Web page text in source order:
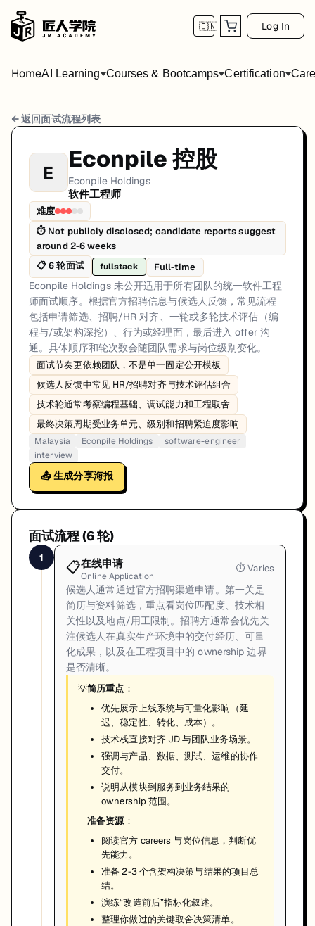
🇨🇳 Log In
HomeAI Learning Courses & Bootcamps Certification
Econpile Holdings 软件工程师 面试流程
岗位方向: fullstack
Econpile Holdings 未公开适用于所有团队的统一软件工程师面试顺序
Econpile Holdings的软件工程师面试共6轮，以下是每轮面试的详细流
第1轮 (Varies): 候选人通常通过官方招聘渠道申请。第一关是简
面试亮点: Interview sequencing is team-dependent rather than a
标签: Malaysia, Econpile Holdings, software-engineer, interview
← 返回面试流程列表
E Econpile 控股
Econpile Holdings
软件工程师
难度
⏱ Not publicly disclosed; candidate reports suggest
around 2-6 weeks
📋6轮面试 fullstack Full-time
Econpile Holdings 未公开适用于所有团队的统一软件工程
师面试顺序。根据官方招聘信息与候选人反馈，常见流程
包括申请筛选、招聘/HR 对齐、一轮或多轮技术评估（编
程与/或架构深挖）、行为或经理面，最后进入 offer 沟
通。具体顺序和轮次数会随团队需求与岗位级别变化。
面试节奏更依赖团队，不是单一固定公开模板
候选人反馈中常见 HR/招聘对齐与技术评估组合
技术轮通常考察编程基础、调试能力和工程取舍
最终决策周期受业务单元、级别和招聘紧迫度影响
Malaysia Econpile Holdings
software-engineer
interview
📤 生成分享海报
面试流程 (6轮)
1
📋在线申请
Online Application
⏱Varies
候选人通常通过官方招聘渠道申请。第一关是
简历与资料筛选，重点看岗位匹配度、技术相
关性以及地点/用工限制。招聘方通常会优先关
注候选人在真实生产环境中的交付经历、可量
化成果，以及在工程项目中的 ownership 边界
是否清晰。
💡简历重点 ：
优先展示上线系统与可量化影响（延
迟、稳定性、转化、成本）。
技术栈直接对齐 JD 与团队业务场景。
强调与产品、数据、测试、运维的协作
交付。
说明从模块到服务到业务结果的
ownership 范围。
准备资源：
阅读官方 careers 与岗位信息，判断优
先能力。
准备 2-3 个含架构决策与结果的项目总
结。
演练“改造前后”指标化叙述。
整理你做过的关键取舍决策清单。